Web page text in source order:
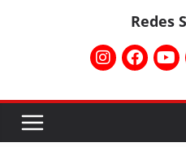
Temporal destelha
Assembleia na
2026/2027
Redes